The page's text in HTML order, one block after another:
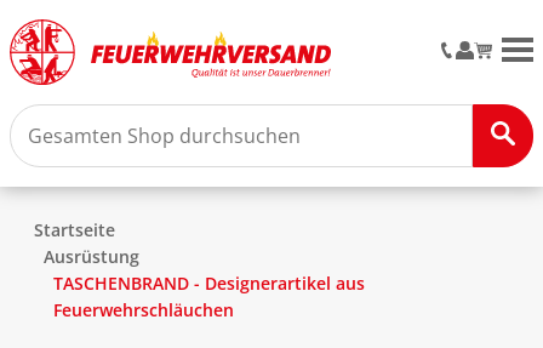
Startseite
Ausrüstung
TASCHENBRAND - Designerartikel aus
Feuerwehrschläuchen